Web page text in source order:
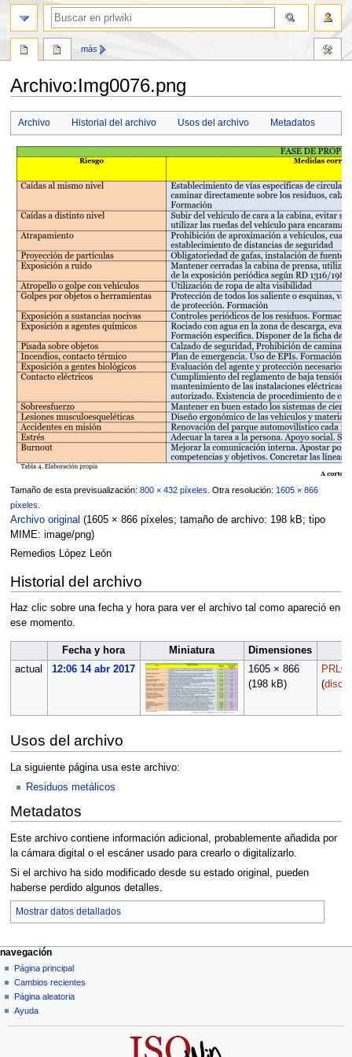
Archivo:Img0076.png
lala
Archivo Historial del archivo Usos del archivo Metadatos
Tamaño de esta previsualización: 800 × 432 píxeles Otra resolución: 1605 × 866
píxeles
Archivo original (1605 × 866 píxeles; tamaño de archivo: 198 kB; tipo
MIME: image/png)
Remedios López León
Historial del archivo
Haz clic sobre una fecha y hora para ver el archivo tal como apareció en
ese momento.
Fecha y hora Miniatura Dimensiones
actual
12:06 14 abr 2017
1605 × 866
(198 kB)
(
Usos del archivo
La siguiente página usa este archivo:
Residuos metálicos
Metadatos
Este archivo contiene información adicional, probablemente añadida por
la cámara digital o el escáner usado para crearlo o digitalizarlo.
Si el archivo ha sido modificado desde su estado original, pueden
haberse perdido algunos detalles.
Mostrar datos detallados
M
e
n
ú
acciones de página
archivo
discusión
leer
ver
más
herramientas personales
acceder
navegación
Página principal
Cambios recientes
Página aleatoria
Ayuda
buscar